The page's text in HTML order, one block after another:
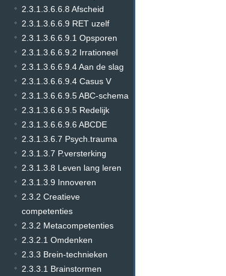
2.3.1.3.6.6.8 Afscheid
2.3.1.3.6.6.9 RET uzelf
2.3.1.3.6.6.9.1 Opsporen
2.3.1.3.6.6.9.2 Irrationeel
2.3.1.3.6.6.9.4 Aan de slag
2.3.1.3.6.6.9.4 Casus V
2.3.1.3.6.6.9.5 ABC-schema
2.3.1.3.6.6.9.5 Redelijk
2.3.1.3.6.6.9.6 ABCDE
2.3.1.3.6.7 Psych.trauma
2.3.1.3.7 P.versterking
2.3.1.3.8 Leven lang leren
2.3.1.3.9 Innoveren
2.3.2 Creatieve
competenties
2.3.2 Metacompetenties
2.3.2.1 Omdenken
2.3.3 Brein-technieken
2.3.3.1 Brainstormen